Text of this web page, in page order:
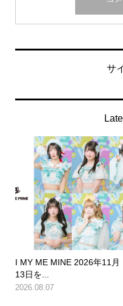
サ
I MY ME MINE 2026年11月
13日を...
2026.08.07